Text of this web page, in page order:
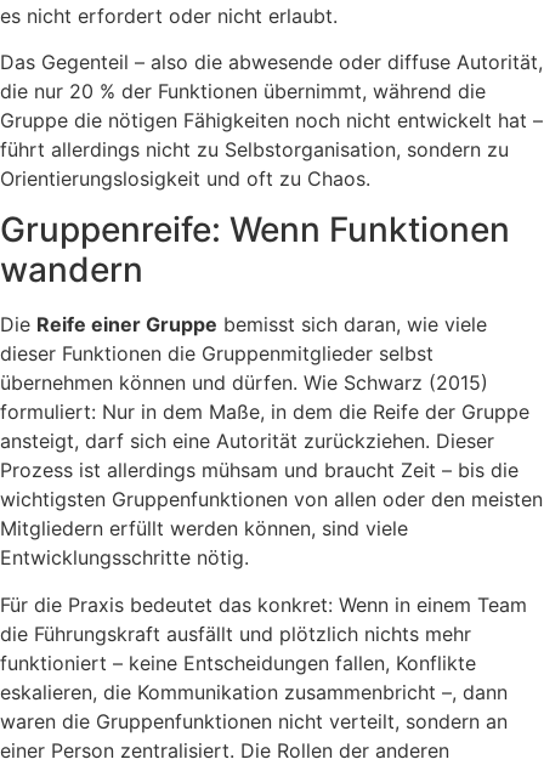
es nicht erfordert oder nicht erlaubt.
Das Gegenteil – also die abwesende oder diffuse Autorität,
die nur 20 % der Funktionen übernimmt, während die
Gruppe die nötigen Fähigkeiten noch nicht entwickelt hat –
führt allerdings nicht zu Selbstorganisation, sondern zu
Orientierungslosigkeit und oft zu Chaos.
Gruppenreife: Wenn Funktionen
wandern
Die Reife einer Gruppe bemisst sich daran, wie viele
dieser Funktionen die Gruppenmitglieder selbst
übernehmen können und dürfen. Wie Schwarz (2015)
formuliert: Nur in dem Maße, in dem die Reife der Gruppe
ansteigt, darf sich eine Autorität zurückziehen. Dieser
Prozess ist allerdings mühsam und braucht Zeit – bis die
wichtigsten Gruppenfunktionen von allen oder den meisten
Mitgliedern erfüllt werden können, sind viele
Entwicklungsschritte nötig.
Für die Praxis bedeutet das konkret: Wenn in einem Team
die Führungskraft ausfällt und plötzlich nichts mehr
funktioniert – keine Entscheidungen fallen, Konflikte
eskalieren, die Kommunikation zusammenbricht –, dann
waren die Gruppenfunktionen nicht verteilt, sondern an
einer Person zentralisiert. Die Rollen der anderen